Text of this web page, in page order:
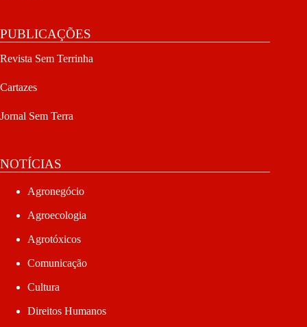
PUBLICAÇÕES
Revista Sem Terrinha
Cartazes
Jornal Sem Terra
NOTÍCIAS
Agronegócio
Agroecologia
Agrotóxicos
Comunicação
Cultura
Direitos Humanos